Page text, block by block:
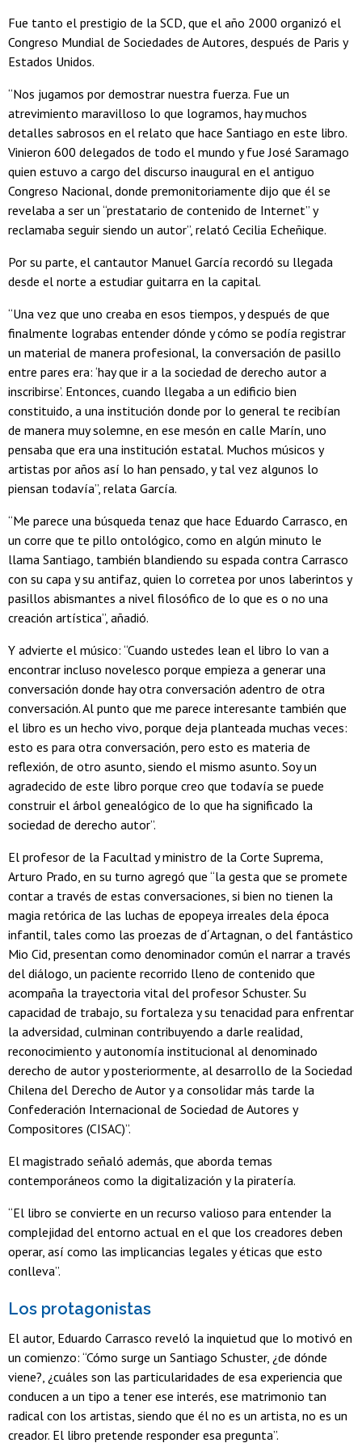
Fue tanto el prestigio de la SCD, que el año 2000 organizó el
Congreso Mundial de Sociedades de Autores, después de Paris y
Estados Unidos.
“Nos jugamos por demostrar nuestra fuerza. Fue un
atrevimiento maravilloso lo que logramos, hay muchos
detalles sabrosos en el relato que hace Santiago en este libro.
Vinieron 600 delegados de todo el mundo y fue José Saramago
quien estuvo a cargo del discurso inaugural en el antiguo
Congreso Nacional, donde premonitoriamente dijo que él se
revelaba a ser un “prestatario de contenido de Internet” y
reclamaba seguir siendo un autor”, relató Cecilia Echeñique.
Por su parte, el cantautor Manuel García recordó su llegada
desde el norte a estudiar guitarra en la capital.
“Una vez que uno creaba en esos tiempos, y después de que
finalmente lograbas entender dónde y cómo se podía registrar
un material de manera profesional, la conversación de pasillo
entre pares era: ‘hay que ir a la sociedad de derecho autor a
inscribirse’. Entonces, cuando llegaba a un edificio bien
constituido, a una institución donde por lo general te recibían
de manera muy solemne, en ese mesón en calle Marín, uno
pensaba que era una institución estatal. Muchos músicos y
artistas por años así lo han pensado, y tal vez algunos lo
piensan todavía”, relata García.
“Me parece una búsqueda tenaz que hace Eduardo Carrasco, en
un corre que te pillo ontológico, como en algún minuto le
llama Santiago, también blandiendo su espada contra Carrasco
con su capa y su antifaz, quien lo corretea por unos laberintos y
pasillos abismantes a nivel filosófico de lo que es o no una
creación artística”, añadió.
Y advierte el músico: “Cuando ustedes lean el libro lo van a
encontrar incluso novelesco porque empieza a generar una
conversación donde hay otra conversación adentro de otra
conversación. Al punto que me parece interesante también que
el libro es un hecho vivo, porque deja planteada muchas veces:
esto es para otra conversación, pero esto es materia de
reflexión, de otro asunto, siendo el mismo asunto. Soy un
agradecido de este libro porque creo que todavía se puede
construir el árbol genealógico de lo que ha significado la
sociedad de derecho autor”.
El profesor de la Facultad y ministro de la Corte Suprema,
Arturo Prado, en su turno agregó que “la gesta que se promete
contar a través de estas conversaciones, si bien no tienen la
magia retórica de las luchas de epopeya irreales dela época
infantil, tales como las proezas de d´Artagnan, o del fantástico
Mio Cid, presentan como denominador común el narrar a través
del diálogo, un paciente recorrido lleno de contenido que
acompaña la trayectoria vital del profesor Schuster. Su
capacidad de trabajo, su fortaleza y su tenacidad para enfrentar
la adversidad, culminan contribuyendo a darle realidad,
reconocimiento y autonomía institucional al denominado
derecho de autor y posteriormente, al desarrollo de la Sociedad
Chilena del Derecho de Autor y a consolidar más tarde la
Confederación Internacional de Sociedad de Autores y
Compositores (CISAC)”.
El magistrado señaló además, que aborda temas
contemporáneos como la digitalización y la piratería.
“El libro se convierte en un recurso valioso para entender la
complejidad del entorno actual en el que los creadores deben
operar, así como las implicancias legales y éticas que esto
conlleva”.
Los protagonistas
El autor, Eduardo Carrasco reveló la inquietud que lo motivó en
un comienzo: “Cómo surge un Santiago Schuster, ¿de dónde
viene?, ¿cuáles son las particularidades de esa experiencia que
conducen a un tipo a tener ese interés, ese matrimonio tan
radical con los artistas, siendo que él no es un artista, no es un
creador. El libro pretende responder esa pregunta”.